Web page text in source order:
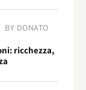
BY DONATO
ricchezza,